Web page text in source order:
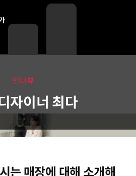
인터뷰
자이너 최다
는 매장에 대해 소개해